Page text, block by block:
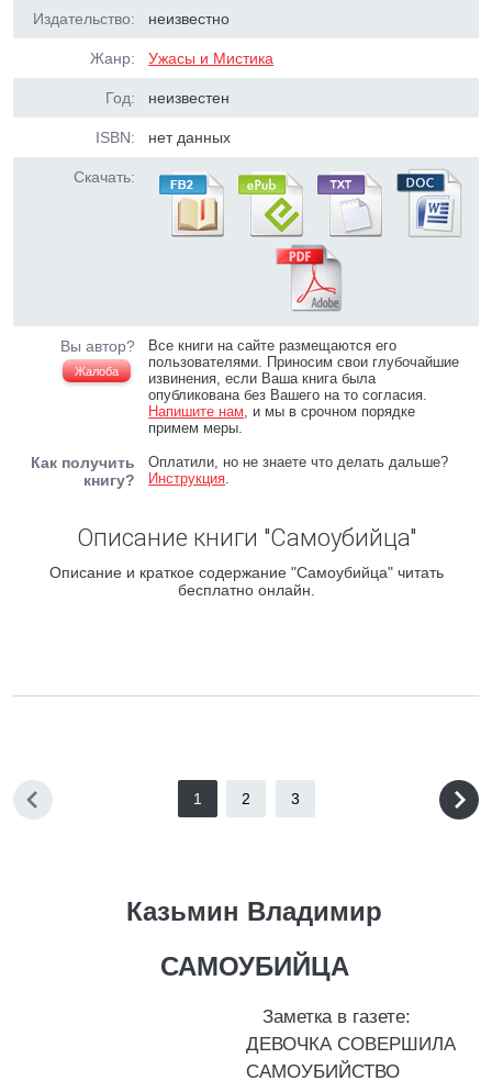
Издательство: неизвестно
Жанр: Ужасы и Мистика
Год: неизвестен
ISBN: нет данных
Скачать:
Вы автор?
Жалоба
Все книги на сайте размещаются его
пользователями. Приносим свои глубочайшие
извинения, если Ваша книга была
опубликована без Вашего на то согласия.
Напишите нам, и мы в срочном порядке
примем меры.
Как получить
книгу?
Оплатили, но не знаете что делать дальше?
Инструкция.
Описание книги "Самоубийца"
Описание и краткое содержание "Самоубийца" читать
бесплатно онлайн.
1 2 3
Казьмин Владимир
САМОУБИЙЦА
Заметка в газете:
ДЕВОЧКА СОВЕРШИЛА
САМОУБИЙСТВО